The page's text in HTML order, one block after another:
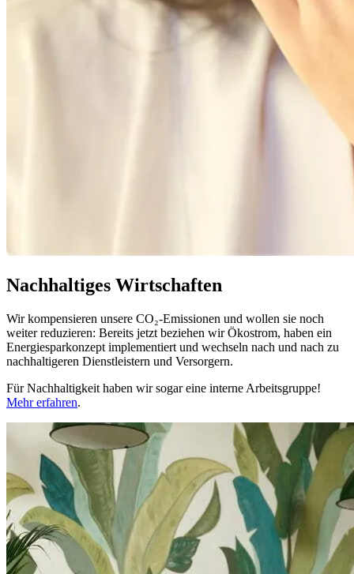
Nachhaltiges Wirtschaften
Wir kompensieren unsere CO₂-Emissionen und wollen sie noch
weiter reduzieren: Bereits jetzt beziehen wir Ökostrom, haben ein
Energiesparkonzept implementiert und wechseln nach und nach zu
nachhaltigeren Dienstleistern und Versorgern.
Für Nachhaltigkeit haben wir sogar eine interne Arbeitsgruppe!
Mehr erfahren.